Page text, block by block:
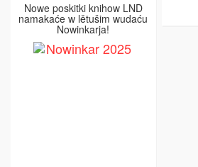
Nowe poskitki knihow LND
namakaće w lětušim wudaću
Nowinkarja!